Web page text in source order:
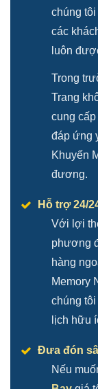
chúng
các
luôn
Trong
Trang
cung
đáp ứng
Khuyến
đương.
Hỗ trợ 24/
Với lợi
phương
hàng
Memory
chúng
lịch hữu
Đưa đón
Nếu